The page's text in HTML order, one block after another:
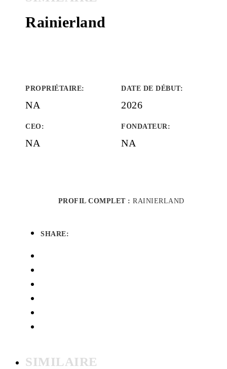
Rainierland
PROPRIÉTAIRE:
NA
DATE DE DÉBUT:
2026
CEO:
NA
FONDATEUR:
NA
PROFIL COMPLET : RAINIERLAND
SHARE:
SIMILAIRE